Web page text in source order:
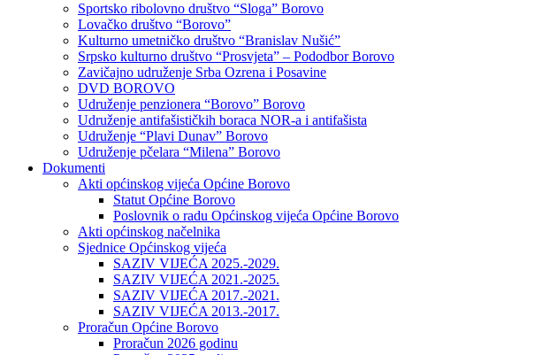
Sportsko ribolovno društvo “Sloga” Borovo
Lovačko društvo “Borovo”
Kulturno umetničko društvo “Branislav Nušić”
Srpsko kulturno društvo “Prosvjeta” – Pododbor Borovo
Zavičajno udruženje Srba Ozrena i Posavine
DVD BOROVO
Udruženje penzionera “Borovo” Borovo
Udruženje antifašističkih boraca NOR-a i antifašista
Udruženje “Plavi Dunav” Borovo
Udruženje pčelara “Milena” Borovo
Dokumenti
Akti općinskog vijeća Općine Borovo
Statut Općine Borovo
Poslovnik o radu Općinskog vijeća Općine Borovo
Akti općinskog načelnika
Sjednice Općinskog vijeća
SAZIV VIJEĆA 2025.-2029.
SAZIV VIJEĆA 2021.-2025.
SAZIV VIJEĆA 2017.-2021.
SAZIV VIJEĆA 2013.-2017.
Proračun Općine Borovo
Proračun 2026 godinu